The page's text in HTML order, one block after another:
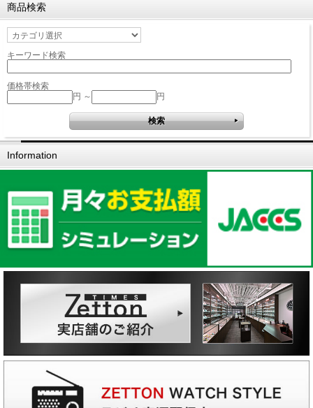
商品検索
キーワード検索
価格帯検索
円 ～
円
Information